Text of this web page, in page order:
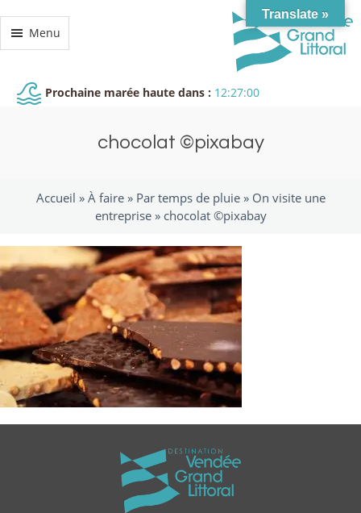
Menu
Prochaine marée haute dans : 12:27:00
chocolat ©pixabay
Accueil » À faire» Par temps de pluie» On visite une
entreprise» chocolat ©pixabay
Translate »